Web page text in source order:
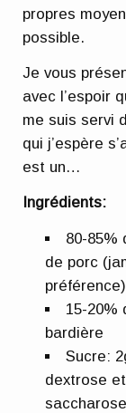
propres
possible.
Je vous
avec l’espoir
me suis servi
qui j’espère
est un…
Ingrédients:
80-85%
de porc
préférence)
15-20%
bardière
Sucre:
dextrose
saccharose